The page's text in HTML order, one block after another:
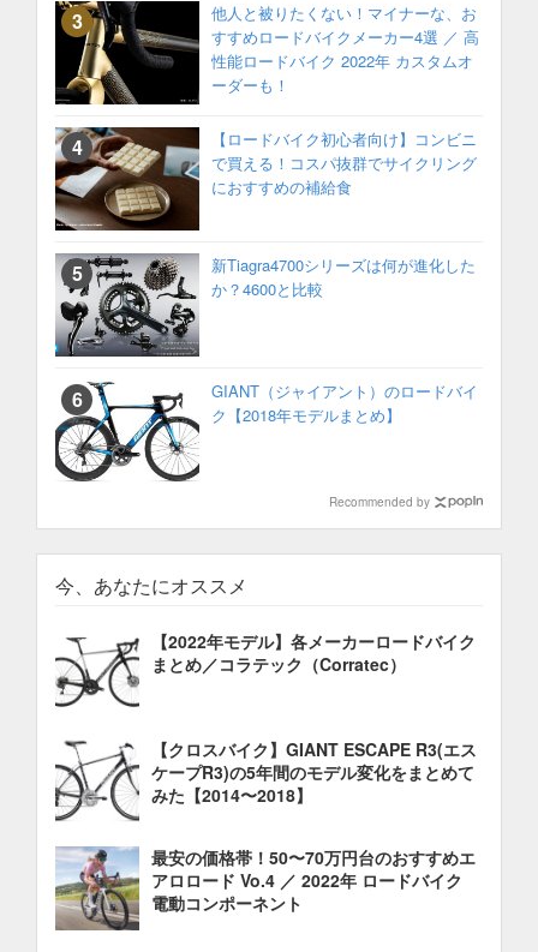
他人と被りたくない！マイナーな、お
すすめロードバイクメーカー4選 ／ 高
性能ロードバイク 2022年 カスタムオ
ーダーも！
【ロードバイク初心者向け】コンビニ
で買える！コスパ抜群でサイクリング
におすすめの補給食
新Tiagra4700シリーズは何が進化した
か？4600と比較
GIANT（ジャイアント）のロードバイ
ク【2018年モデルまとめ】
Recommended by
今、あなたにオススメ
【2022年モデル】各メーカーロードバイク
まとめ／コラテック（Corratec）
【クロスバイク】GIANT ESCAPE R3(エス
ケープR3)の5年間のモデル変化をまとめて
みた【2014〜2018】
最安の価格帯！50〜70万円台のおすすめエ
アロロード Vo.4 ／ 2022年 ロードバイク
電動コンポーネント